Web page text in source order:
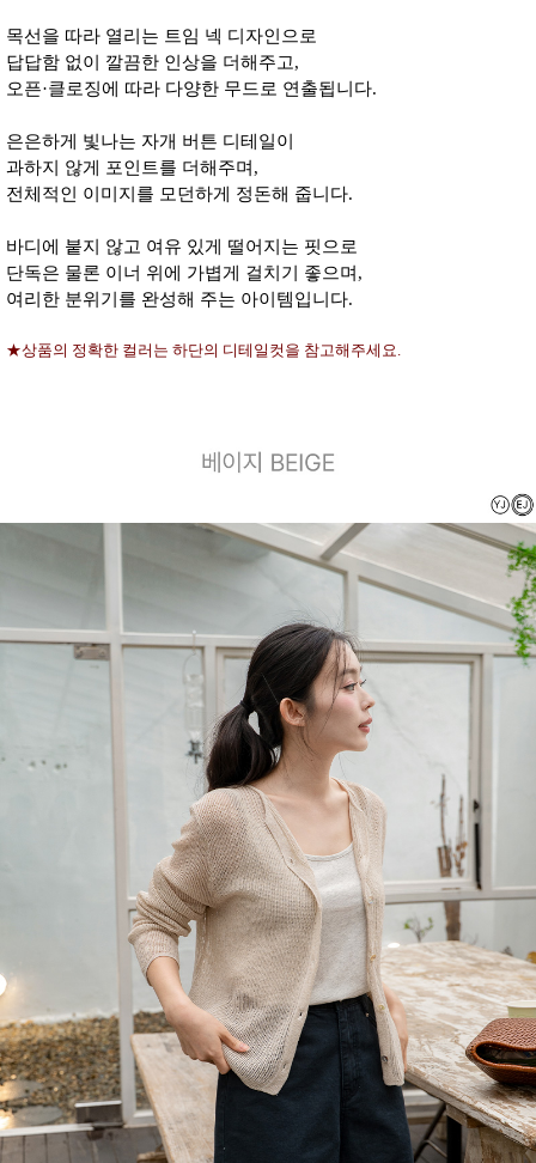
목선을 따라 열리는 트임 넥 디자인으로
답답함 없이 깔끔한 인상을 더해주고,
오픈·클로징에 따라 다양한 무드로 연출됩니다.
은은하게 빛나는 자개 버튼 디테일이
과하지 않게 포인트를 더해주며,
전체적인 이미지를 모던하게 정돈해 줍니다.
바디에 붙지 않고 여유 있게 떨어지는 핏으로
단독은 물론 이너 위에 가볍게 걸치기 좋으며,
여리한 분위기를 완성해 주는 아이템입니다.
★상품의 정확한 컬러는 하단의 디테일컷을 참고해주세요.